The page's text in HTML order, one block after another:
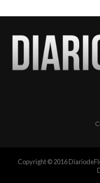
Copyright © 2016